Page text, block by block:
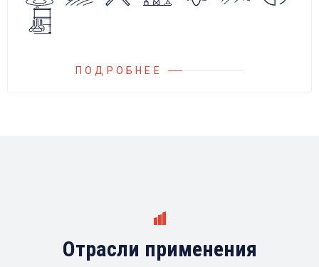
любыми насосами российских и
иностранных производителей.
ПОДРОБНЕЕ
Отрасли применения